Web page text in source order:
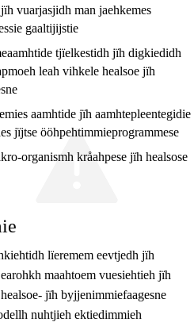
vuarjasjidh man jaehkemes
gaaltijijstie
tjïelkestidh jïh digkiedidh
leah vihkele healsoe jïh
aamhtide jïh aamhtepleentegidie
jïjtse ööhpehtimmieprogrammese
organismh kråahpese jïh healsose
lïeremem eevtjedh jïh
maahtoem vuesiehtieh jïh
jïh byjjenimmiefaagesne
nuhtjieh ektiedimmieh